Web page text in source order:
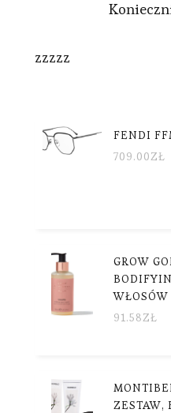
zzzzz
FENDI
709.00ZŁ
GROW
91.58ZŁ
ZESTAW,